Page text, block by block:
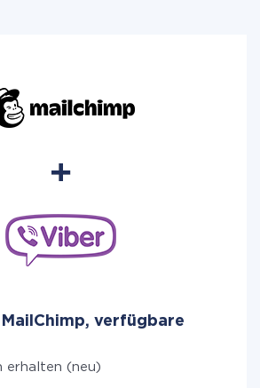
verfügbare
erhalten (neu)